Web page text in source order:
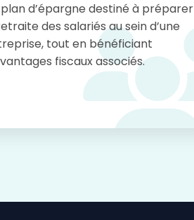
plan d’épargne destiné à préparer
des salariés au sein d’une
tout en bénéficiant
fiscaux associés.